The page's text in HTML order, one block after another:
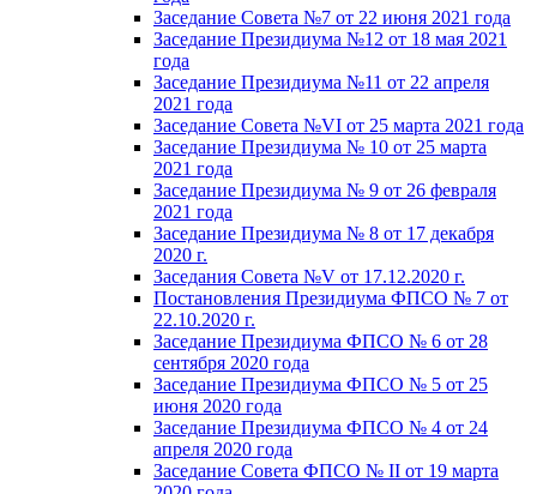
Заседание Совета №7 от 22 июня 2021 года
Заседание Президиума №12 от 18 мая 2021
года
Заседание Президиума №11 от 22 апреля
2021 года
Заседание Совета №VI от 25 марта 2021 года
Заседание Президиума № 10 от 25 марта
2021 года
Заседание Президиума № 9 от 26 февраля
2021 года
Заседание Президиума № 8 от 17 декабря
2020 г.
Заседания Совета №V от 17.12.2020 г.
Постановления Президиума ФПСО № 7 от
22.10.2020 г.
Заседание Президиума ФПСО № 6 от 28
сентября 2020 года
Заседание Президиума ФПСО № 5 от 25
июня 2020 года
Заседание Президиума ФПСО № 4 от 24
апреля 2020 года
Заседание Совета ФПСО № II от 19 марта